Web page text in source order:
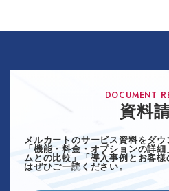
DOCUMENT
資料
メルカートのサービス資料をダウ
「機能・料金・オプションの詳
ムとの比較」「導入事例とお客
はぜひご一読ください。